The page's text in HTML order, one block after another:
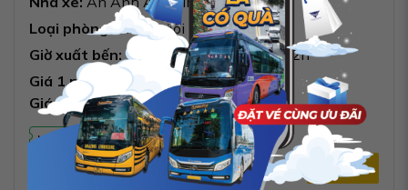
Loại phòng: Phòng đôi (20 - 22 chỗ)
Giờ xuất bến: 14h,14h30,14h45,15h,22h
Giá 1 người (Chỉ từ): 450k
Giá 2 người (Chỉ từ): 750k
Mã khuyến mãi giảm lên đến 300k
Thông tin chi tiết Đặt vé